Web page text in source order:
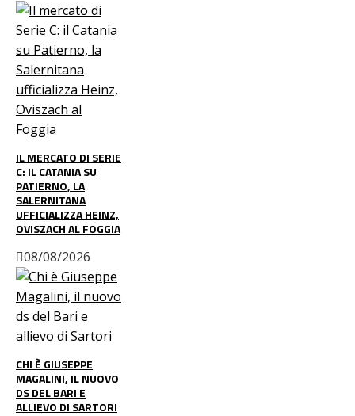
IL MERCATO DI SERIE
C: IL CATANIA SU
PATIERNO, LA
SALERNITANA
UFFICIALIZZA HEINZ,
OVISZACH AL FOGGIA
08/08/2026
CHI È GIUSEPPE
MAGALINI, IL NUOVO
DS DEL BARI E
ALLIEVO DI SARTORI